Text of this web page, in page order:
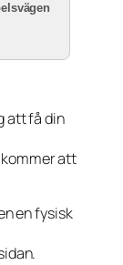
att få din
att
en fysisk